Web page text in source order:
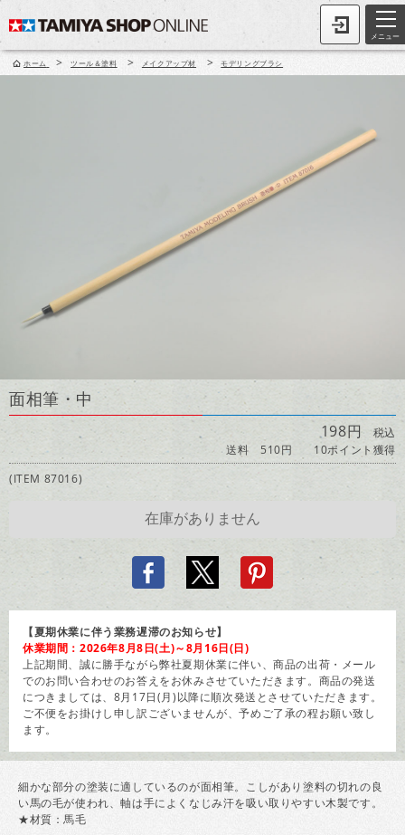
メニュー
ホーム > ツール＆塗料 > メイクアップ材 > モデリングブラシ
面相筆・中
198円 税込
送料 510円
10ポイント獲得
(ITEM 87016)
【夏期休業に伴う業務遅滞のお知らせ】
休業期間：2026年8月8日(土)～8月16日(日)
上記期間、誠に勝手ながら弊社夏期休業に伴い、商品の出荷・メール
でのお問い合わせのお答えをお休みさせていただきます。商品の発送
につきましては、8月17日(月)以降に順次発送とさせていただきます。
ご不便をお掛けし申し訳ございませんが、予めご了承の程お願い致し
ます。
細かな部分の塗装に適しているのが面相筆。こしがあり塗料の切れの良
い馬の毛が使われ、軸は手によくなじみ汗を吸い取りやすい木製です。
★材質：馬毛